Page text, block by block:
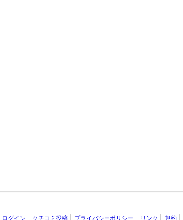
ログイン クチコミ投稿 プライバシーポリシー リンク 規約